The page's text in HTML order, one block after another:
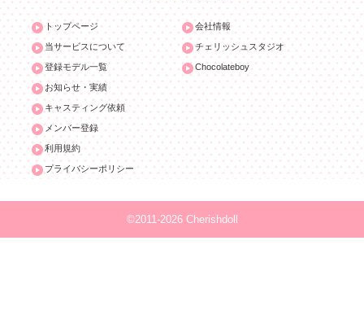
トップページ
当サービスについて
登録モデル一覧
お知らせ・実績
キャスティング依頼
メンバー登録
利用規約
プライバシーポリシー
会社情報
チェリッシュスタジオ
Chocolateboy
©2011-2026 Cherishdoll